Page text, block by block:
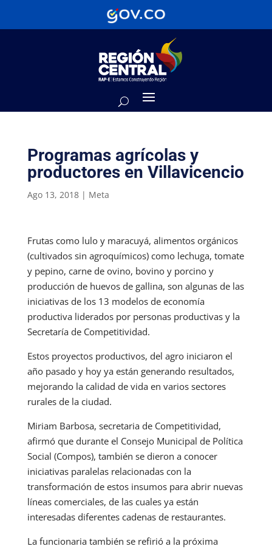
Programas agrícolas y
productores en Villavicencio
Ago 13, 2018| Meta
Frutas como lulo y maracuyá, alimentos orgánicos
(cultivados sin agroquímicos) como lechuga, tomate
y pepino, carne de ovino, bovino y porcino y
producción de huevos de gallina, son algunas de las
iniciativas de los 13 modelos de economía
productiva liderados por personas productivas y la
Secretaría de Competitividad.
Estos proyectos productivos, del agro iniciaron el
año pasado y hoy ya están generando resultados,
mejorando la calidad de vida en varios sectores
rurales de la ciudad.
Miriam Barbosa, secretaria de Competitividad,
afirmó que durante el Consejo Municipal de Política
Social (Compos), también se dieron a conocer
iniciativas paralelas relacionadas con la
transformación de estos insumos para abrir nuevas
líneas comerciales, de las cuales ya están
interesadas diferentes cadenas de restaurantes.
La funcionaria también se refirió a la próxima